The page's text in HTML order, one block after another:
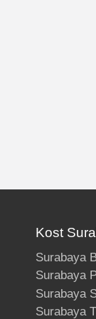
Kost
Surabaya
Surabaya
Surabaya
Surabaya